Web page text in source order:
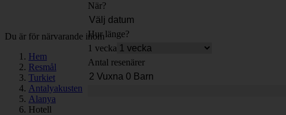
När?
Hur länge?
1 vecka
Antal resenärer
Du är för närvarande inom
Hem
Resmål
Turkiet
Antalyakusten
Alanya
Hotell